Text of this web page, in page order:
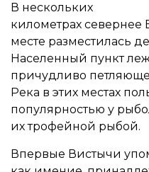
В нескольких
километрах
месте разместилась
Населенный пункт
причудливо
Река в этих местах
популярностью у
их трофейной рыбой.
Впервые Вистычи